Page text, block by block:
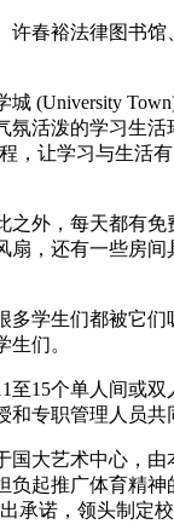
春裕法律图书
(University
活泼的学习生
，让学习与生活
外，每天都有
，还有一些房
学生们都被它
们。
15个单人间或
专职管理人员
大艺术中心，
负起推广体育精
承诺，领头制